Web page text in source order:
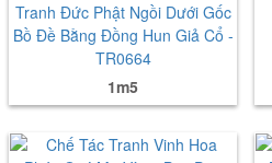
Tranh Đức Phật Ngồi Dưới Gốc
Bồ Đề Bằng Đồng Hun Giả Cổ -
TR0664
1m5